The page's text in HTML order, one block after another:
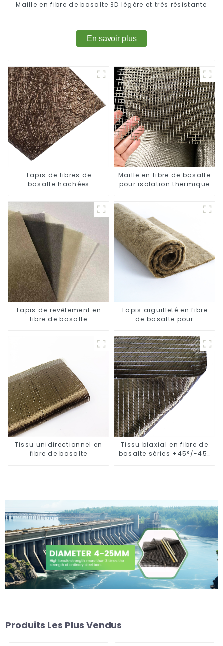
Maille en fibre de basalte 3D légère et très résistante
En savoir plus
Tapis de fibres de
basalte hachées
Maille en fibre de basalte
pour isolation thermique
Tapis de revêtement en
fibre de basalte
Tapis aiguilleté en fibre
de basalte pour
Tissu unidirectionnel en
fibre de basalte
Tissu biaxial en fibre de
basalte séries +45°/-45°
Produits Les Plus Vendus